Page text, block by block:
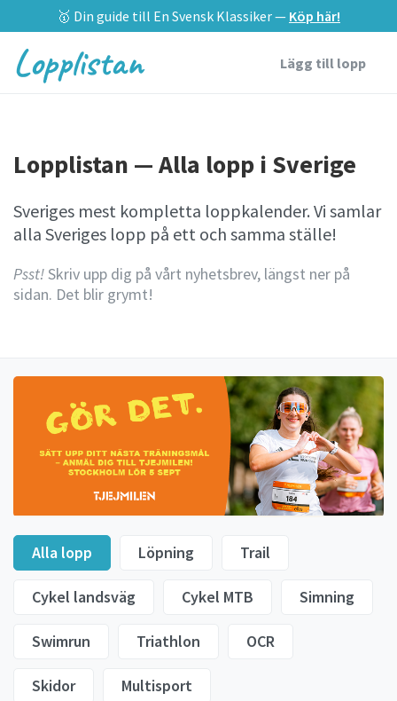
🥇 Din guide till En Svensk Klassiker — Köp här!
Lopplistan Lägg till lopp
Lopplistan — Alla lopp i Sverige
Sveriges mest kompletta loppkalender. Vi samlar
alla Sveriges lopp på ett och samma ställe!
Psst!Skriv upp dig på vårt nyhetsbrev, längst ner på
sidan. Det blir grymt!
Alla lopp Löpning Trail
Cykel landsväg Cykel MTB Simning
Swimrun Triathlon OCR
Skidor Multisport